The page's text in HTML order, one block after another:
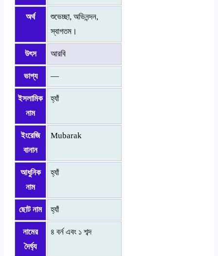
অর্থ
শুভেচ্ছা, অভিনন্দন,
স্বাগতম।
উৎস আরবি
ভাগ্য —
ইসলামিক
নাম
হ্যাঁ
ইংরেজি
বানান
Mubarak
আধুনিক
নাম
হ্যাঁ
ছোট নাম হ্যাঁ
নামের
দৈর্ঘ্য
৪ বর্ন এবং ১ শব্দ